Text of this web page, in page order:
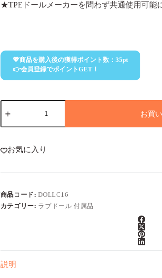
★TPEドールメーカーを問わず共通使用可能
💖商品を購入後の獲得ポイント数： 35pt
👉会員登録でポイントGET！
TPE
ラ
ル
剤
8ml
お買
お気に入り
商品コード:DOLLC16
カテゴリー: ラブドール 付属品
説明